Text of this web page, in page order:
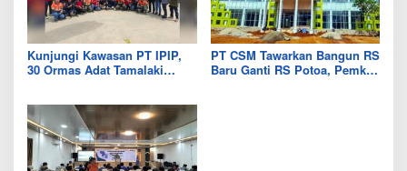
Kunjungi Kawasan PT IPIP,
30 Ormas Adat Tamalaki
PT CSM Tawarkan Bangun RS
Baru Ganti RS Potoa, Pemkab